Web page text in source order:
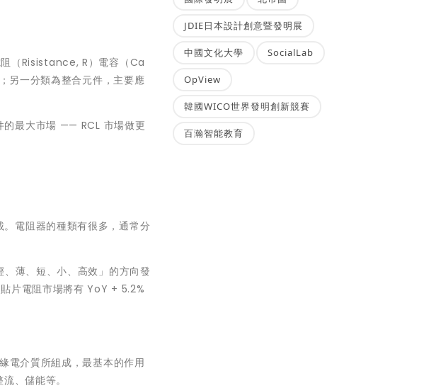
阻（Risistance, R）電容（Ca
一分類為整合元件，主要應
的最大市場 —— RCL 市場做更
電阻器的種類有很多，通常分
薄、短、小、高效」的方向發
片電阻市場將有 YoY + 5.2%
電介質所組成，最基本的作用
、儲能等。
JDIE日本設計創意暨發明展
中國文化大學 SocialLab
OpView
韓國WICO世界發明創新競賽
百瀚智能教育